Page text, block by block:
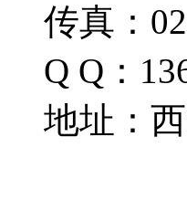
传真：
Q Q：
地址：